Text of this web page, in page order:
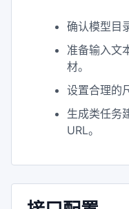
确认模型目
准备输入文
材。
设置合理的
生成类任务
URL。